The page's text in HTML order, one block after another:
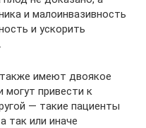
и малоинвазивность
и ускорить
имеют двоякое
могут привести к
— такие пациенты
так или иначе